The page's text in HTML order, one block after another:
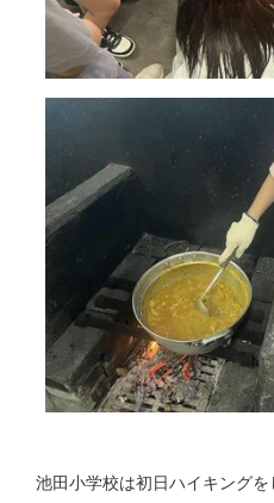
池田小学校は初日ハイキングを